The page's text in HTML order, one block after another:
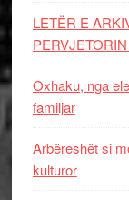
LETËR E
Oxhaku, nga
familjar
Arbëreshët si
kulturor